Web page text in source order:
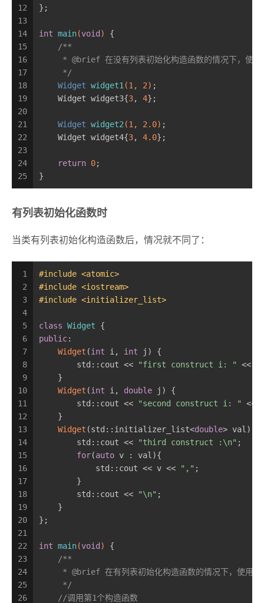
12
13
14
15
16
17
18
19
20
21
22
23
24
25
};
int main(void )
{
/**
* @brief 在没有列表初始化构造函数的情况下，使用
     */
Widget widget1 (1 , 2) ;
    Widget widget3{
3, 4};
Widget widget2 (1 , 2.0) ;
    Widget widget4{
3, 4.0};
return 0;
}
有列表初始化函数时
当类有列表初始化构造函数后，情况就不同了：
1
2
3
4
5
6
7
8
9
10
11
12
13
14
15
16
17
18
19
20
21
22
23
24
25
26
#include <atomic>
#include <iostream>
#include <initializer_list>
class Widget {
public:
Widget (int i, int j) {
        std::cout <<
"first construct i: "
<<
    }
Widget (int i, double j) {
        std::cout <<
"second construct i: "
<<
    }
Widget (std::initializer_list<double> val) {
        std::cout <<
"third construct :\n" ;
for(auto v : val){
            std::cout << v <<
"," ;
        }
        std::cout <<
"\n" ;
    }
};
int main(void )
{
/**
* @brief 在有列表初始化构造函数的情况下，使用列
     */
//调用第1个构造函数